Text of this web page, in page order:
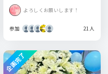
ーナ
よろしくお願いします！
参加 21人
企画完了